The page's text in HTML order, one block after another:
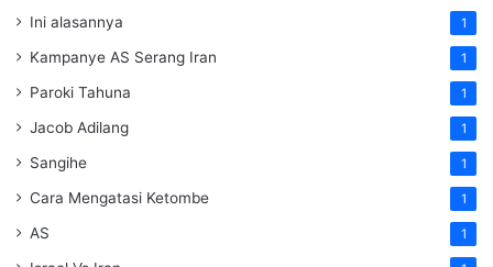
Ini alasannya 1
Kampanye AS Serang Iran 1
Paroki Tahuna 1
Jacob Adilang 1
Sangihe 1
Cara Mengatasi Ketombe 1
AS 1